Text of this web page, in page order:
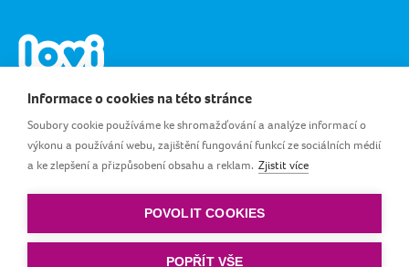
CZ_CS
|Zásady cookies
Informace o cookies na této stránce
Soubory cookie používáme ke shromažďování a analýze informací o
výkonu a používání webu, zajištění fungování funkcí ze sociálních médií
a ke zlepšení a přizpůsobení obsahu a reklam. Zjistit více
POVOLIT COOKIES
POPŘÍT VŠE